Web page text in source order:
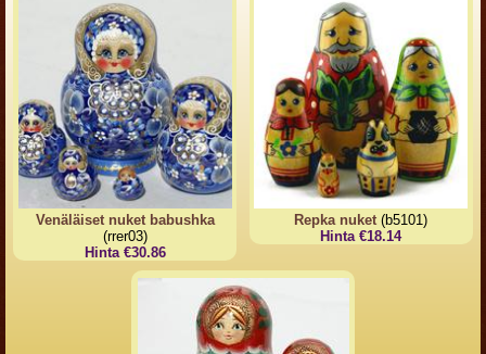
Venäläiset nuket babushka
(rrer03)
Hinta €30.86
Repka nuket(b5101)
Hinta €18.14